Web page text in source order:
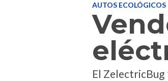
AUTOS ECOLÓGICOS
El ZelectricBug